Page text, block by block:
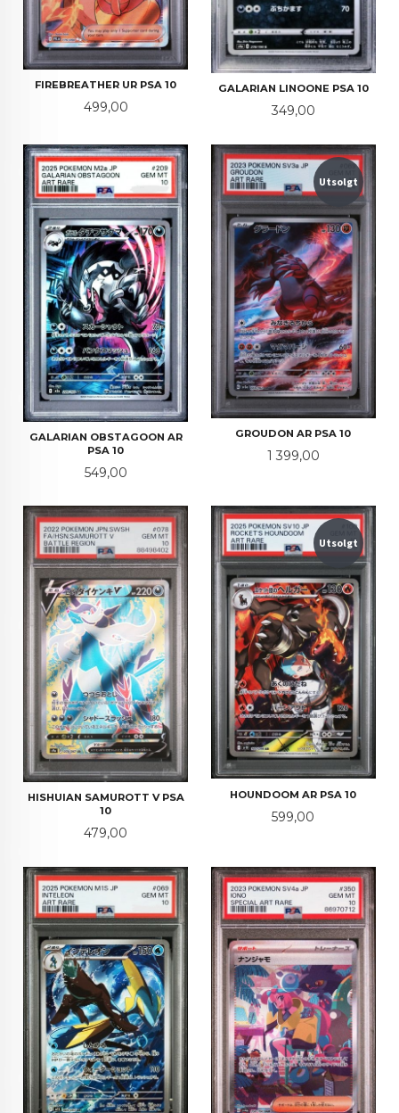
FIREBREATHER UR PSA 10
Pris
499,00
GALARIAN LINOONE PSA 10
Pris
349,00
GALARIAN OBSTAGOON AR
PSA 10
Pris
549,00
GROUDON AR PSA 10
Utsolgt
Pris
1 399,00
HISHUIAN SAMUROTT V PSA
10
Pris
479,00
HOUNDOOM AR PSA 10
Utsolgt
Pris
599,00